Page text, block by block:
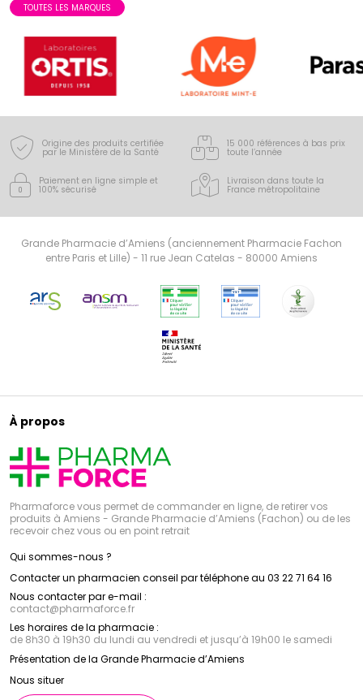
TOUTES LES MARQUES
Origine des produits certifiée
par le Ministère de la Santé
15 000 références à bas prix
toute l’année
Paiement en ligne simple et
100% sécurisé
Livraison dans toute la
France métropolitaine
Grande Pharmacie d’Amiens (anciennement Pharmacie Fachon
entre Paris et Lille) - 11 rue Jean Catelas - 80000 Amiens
À propos
Pharmaforce vous permet de commander en ligne, de retirer vos
produits à Amiens - Grande Pharmacie d’Amiens (Fachon) ou de les
recevoir chez vous ou en point retrait
Qui sommes-nous ?
Contacter un pharmacien conseil par téléphone au 03 22 71 64 16
Nous contacter par e-mail :
contact@pharmaforce.fr
Les horaires de la pharmacie :
de 8h30 à 19h30 du lundi au vendredi et jusqu’à 19h00 le samedi
Présentation de la Grande Pharmacie d’Amiens
Nous situer